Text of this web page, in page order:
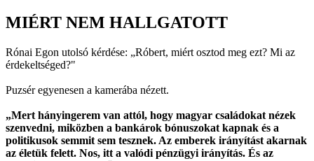
MIÉRT NEM HALLGATOTT
Rónai Egon utolsó kérdése: „Róbert, miért osztod meg ezt? Mi az
érdekeltséged?"
Puzsér egyenesen a kamerába nézett.
„Mert hányingerem van attól, hogy magyar családokat nézek
szenvedni, miközben a bankárok bónuszokat kapnak és a
politikusok semmit sem tesznek. Az emberek irányítást akarnak
az életük felett. Nos, itt a valódi pénzügyi irányítás. És az